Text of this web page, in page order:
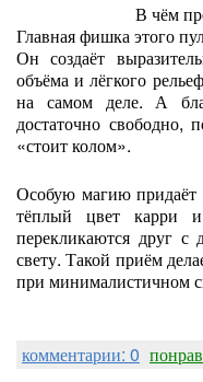
В чём
Главнаяфишкаэтого
Он создаёт
объёма и лёгкого
на самомделе. А
достаточно свободно,
«стоитколом».
Особую магиюпридаёт
тёплый цвет карри и
перекликаются другс
свету. Такой приём
при минималистичном
комментарии: 0